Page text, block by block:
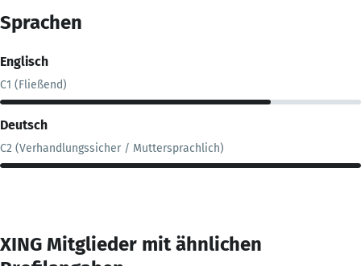
Sprachen
Englisch
C1 (Fließend)
Deutsch
C2 (Verhandlungssicher / Muttersprachlich)
XING Mitglieder mit ähnlichen